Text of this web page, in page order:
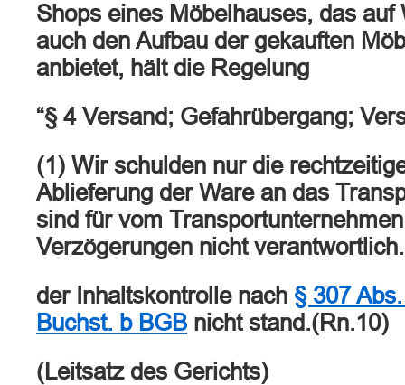
Shops eines Möbelhauses, das auf
auch den Aufbau der gekauften
anbietet, hält die Regelung
“§ 4 Versand; Gefahrübergang;
(1) Wir schulden nur die
Ablieferung der Ware an das
sind für vom
Verzögerungen nicht
der Inhaltskontrolle nach § 307
Buchst. b BGB nicht stand.(Rn.10)
(Leitsatz des Gerichts)